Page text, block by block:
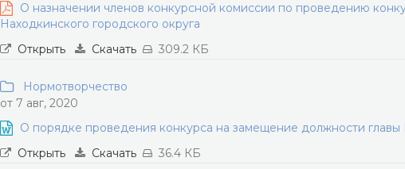
О назначении членов конкурсной комиссии по проведению
Находкинского городского округа
Открыть
Скачать 309.2 КБ
Нормотворчество
от 7 авг, 2020
О порядке проведения конкурса на замещение должности главы
Открыть
Скачать 36.4 КБ